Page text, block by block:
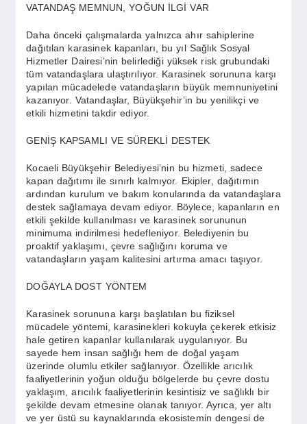
VATANDAŞ MEMNUN, YOĞUN İLGİ VAR
Daha önceki çalışmalarda yalnızca ahır sahiplerine
dağıtılan karasinek kapanları, bu yıl Sağlık Sosyal
Hizmetler Dairesi’nin belirlediği yüksek risk grubundaki
tüm vatandaşlara ulaştırılıyor. Karasinek sorununa karşı
yapılan mücadelede vatandaşların büyük memnuniyetini
kazanıyor. Vatandaşlar, Büyükşehir’in bu yenilikçi ve
etkili hizmetini takdir ediyor.
GENİŞ KAPSAMLI VE SÜREKLİ DESTEK
Kocaeli Büyükşehir Belediyesi’nin bu hizmeti, sadece
kapan dağıtımı ile sınırlı kalmıyor. Ekipler, dağıtımın
ardından kurulum ve bakım konularında da vatandaşlara
destek sağlamaya devam ediyor. Böylece, kapanların en
etkili şekilde kullanılması ve karasinek sorununun
minimuma indirilmesi hedefleniyor. Belediyenin bu
proaktif yaklaşımı, çevre sağlığını koruma ve
vatandaşların yaşam kalitesini artırma amacı taşıyor.
DOĞAYLA DOST YÖNTEM
Karasinek sorununa karşı başlatılan bu fiziksel
mücadele yöntemi, karasinekleri kokuyla çekerek etkisiz
hale getiren kapanlar kullanılarak uygulanıyor. Bu
sayede hem insan sağlığı hem de doğal yaşam
üzerinde olumlu etkiler sağlanıyor. Özellikle arıcılık
faaliyetlerinin yoğun olduğu bölgelerde bu çevre dostu
yaklaşım, arıcılık faaliyetlerinin kesintisiz ve sağlıklı bir
şekilde devam etmesine olanak tanıyor. Ayrıca, yer altı
ve yer üstü su kaynaklarında ekosistemin dengesi de